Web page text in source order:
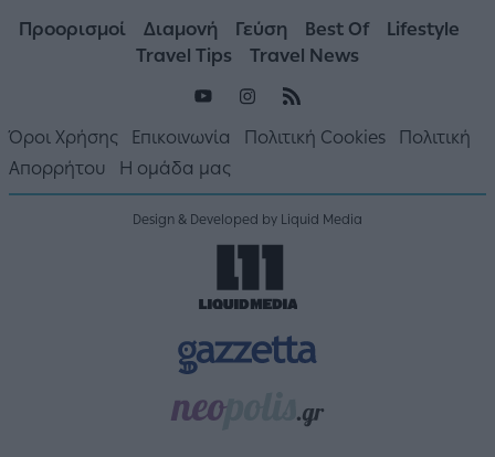
Προορισμοί Διαμονή Γεύση Best Of
Lifestyle
Travel Tips
Travel News
Όροι Χρήσης Επικοινωνία Πολιτική Cookies
Πολιτική
Απορρήτου
Η ομάδα μας
Design & Developed by Liquid Media